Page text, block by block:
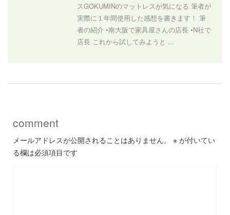
スGOKUMINのマットレスが気になる 筆者が
実際に１年間使用した感想を書きます！ 筆
者の紹介 •南大阪で家具屋さんの店長 •N社で
店長 これから試してみようと ...
comment
メールアドレスが公開されることはありません。 ※ が付いてい
る欄は必須項目です